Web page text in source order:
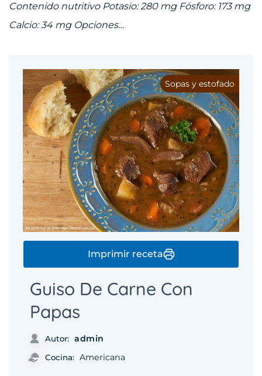
Contenido nutritivo Potasio: 280 mg Fósforo: 173 mg
Calcio: 34 mg Opciones…
Imprimir receta
Sopas y estofado
Guiso De Carne Con
Papas
Autor: admin
Cocina: Americana